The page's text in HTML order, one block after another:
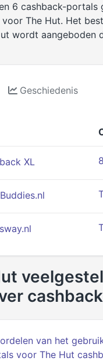
6 cashback-portals
The Hut. Het
wordt aangeboden
Geschiedenis
XL
cashback
van het
voor The Hut